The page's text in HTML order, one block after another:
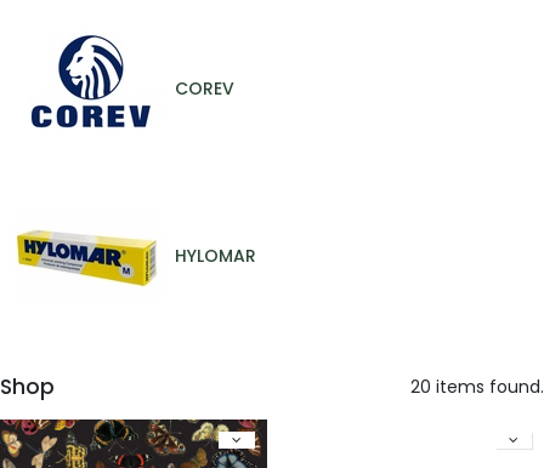
COREV
HYLOMAR
Shop 20 items found.